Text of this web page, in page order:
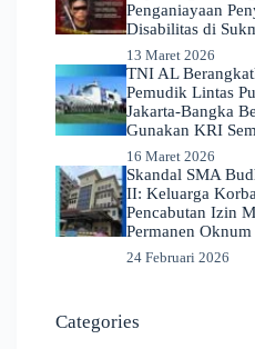
Penganiayaan
Disabilitas di
13 Maret 2026
TNI AL
Pemudik Lintas
Jakarta-Bangka
Gunakan KRI
16 Maret 2026
Skandal SMA
II: Keluarga
Pencabutan Izin
Permanen
24 Februari 2026
Categories